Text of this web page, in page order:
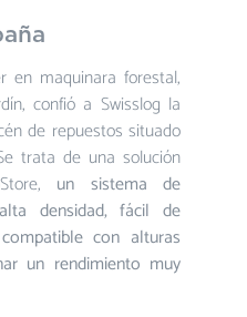
en maquinara forestal,
confió a Swisslog la
de repuestos situado
trata de una solución
un sistema de
densidad, fácil de
con alturas
un rendimiento muy